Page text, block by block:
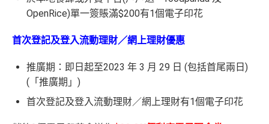
OpenRice)單一簽賬滿$200有1個電子印花
首次登記及登入流動理財／網上理財優惠
推廣期：即日起至2023 年 3 月 29 日 (包括首尾兩日)
(「推廣期」)
首次登記及登入流動理財／網上理財有1個電子印花